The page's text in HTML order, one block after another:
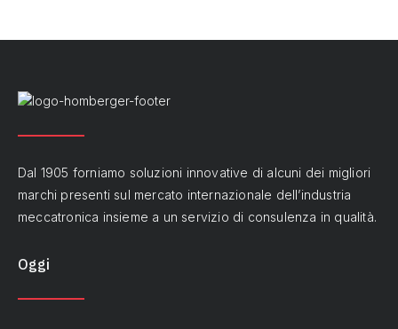
Dal 1905 forniamo soluzioni innovative di alcuni dei migliori
marchi presenti sul mercato internazionale dell’industria
meccatronica insieme a un servizio di consulenza in qualità.
Oggi